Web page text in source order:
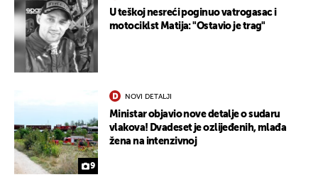
U teškoj nesreći poginuo vatrogasac i
motociklst Matija: "Ostavio je trag"
9
NOVI DETALJI
Ministar objavio nove detalje o sudaru
vlakova! Dvadeset je ozlijeđenih, mlađa
žena na intenzivnoj